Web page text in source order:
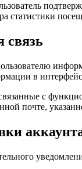
статистики
связь
в
с
почте,